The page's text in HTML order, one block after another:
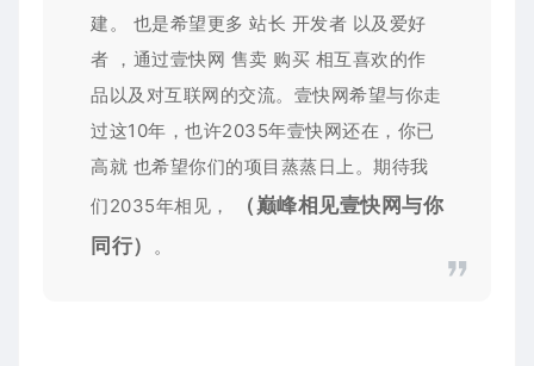
建。 也是希望更多 站长 开发者 以及爱好
者 ，通过壹快网 售卖 购买 相互喜欢的作
品以及对互联网的交流。壹快网希望与你走
过这10年，也许2035年壹快网还在，你已
高就 也希望你们的项目蒸蒸日上。期待我
们2035年相见，
（巅峰相见壹快网与你
同行）
。